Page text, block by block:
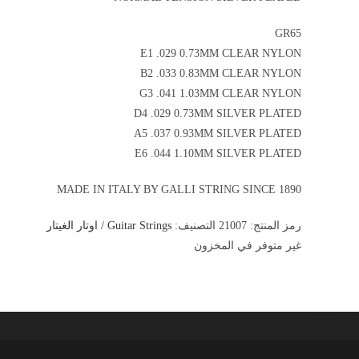
GR65
E1 .029 0.73MM CLEAR NYLON
B2 .033 0.83MM CLEAR NYLON
G3 .041 1.03MM CLEAR NYLON
D4 .029 0.73MM SILVER PLATED
A5 .037 0.93MM SILVER PLATED
E6 .044 1.10MM SILVER PLATED
MADE IN ITALY BY GALLI STRING SINCE 1890
رمز المنتج: 21007 التصنيف: Guitar Strings / اوتار الغيتار
غير متوفر في المخزون